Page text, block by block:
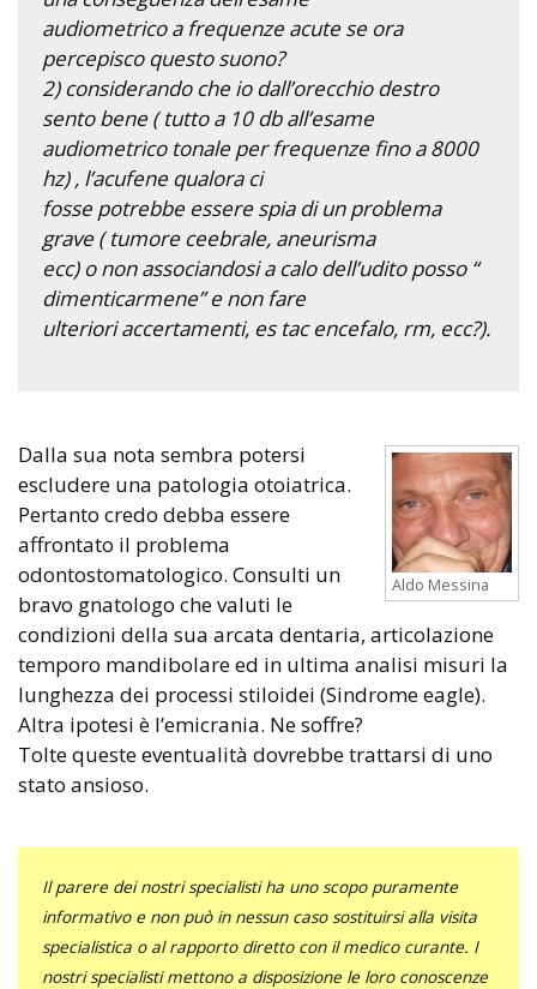
audiometrico a frequenze acute se ora
percepisco questo suono?
2) considerando che io dall’orecchio destro
sento bene ( tutto a 10 db all’esame
audiometrico tonale per frequenze fino a 8000
hz) , l’acufene qualora ci
fosse potrebbe essere spia di un problema
grave ( tumore ceebrale, aneurisma
ecc) o non associandosi a calo dell’udito posso “
dimenticarmene” e non fare
ulteriori accertamenti, es tac encefalo, rm, ecc?).
Aldo Messina
Dalla sua nota sembra potersi
escludere una patologia otoiatrica.
Pertanto credo debba essere
affrontato il problema
odontostomatologico. Consulti un
bravo gnatologo che valuti le
condizioni della sua arcata dentaria, articolazione
temporo mandibolare ed in ultima analisi misuri la
lunghezza dei processi stiloidei (Sindrome eagle).
Altra ipotesi è l’emicrania. Ne soffre?
Tolte queste eventualità dovrebbe trattarsi di uno
stato ansioso.
Il parere dei nostri specialisti ha uno scopo puramente
informativo e non può in nessun caso sostituirsi alla visita
specialistica o al rapporto diretto con il medico curante. I
nostri specialisti mettono a disposizione le loro conoscenze